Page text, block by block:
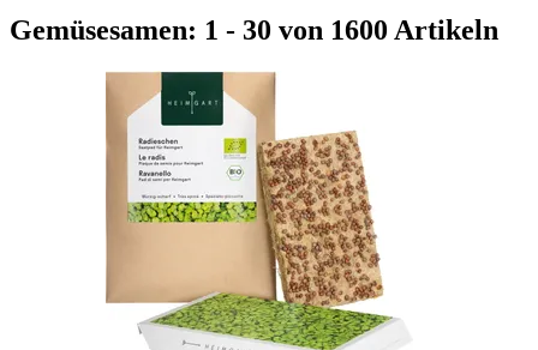
Gemüsesamen: 1 - 30 von 1600 Artikeln